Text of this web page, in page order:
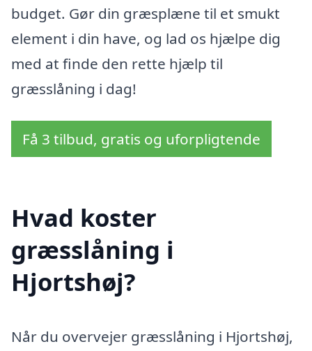
budget. Gør din græsplæne til et smukt
element i din have, og lad os hjælpe dig
med at finde den rette hjælp til
græsslåning i dag!
Få 3 tilbud, gratis og uforpligtende
Hvad koster
græsslåning i
Hjortshøj?
Når du overvejer græsslåning i Hjortshøj,